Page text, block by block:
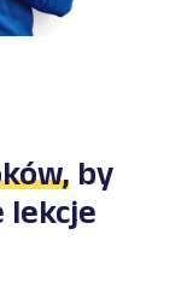
, by
lekcje